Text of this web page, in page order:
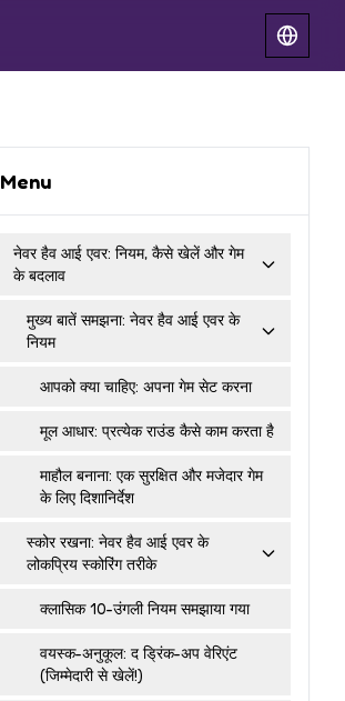
Menu
नेवर हैव आई एवर: नियम, कैसे खेलें और गेम
के बदलाव
मुख्य बातें समझना: नेवर हैव आई एवर के
नियम
आपको क्या चाहिए: अपना गेम सेट करना
मूल आधार: प्रत्येक राउंड कैसे काम करता है
माहौल बनाना: एक सुरक्षित और मजेदार गेम
के लिए दिशानिर्देश
स्कोर रखना: नेवर हैव आई एवर के
लोकप्रिय स्कोरिंग तरीके
क्लासिक 10-उंगली नियम समझाया गया
वयस्क-अनुकूल: द ड्रिंक-अप वेरिएंट
(जिम्मेदारी से खेलें!)